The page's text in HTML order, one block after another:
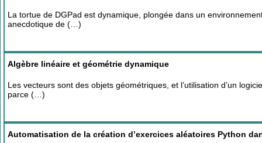
La tortue de DGPad est dynamique, plongée dans un
anecdotique de (…)
Algèbre linéaire et géométrie dynamique
Les vecteurs sont des objets géométriques, et l’utilisation d’un
parce (…)
Automatisation de la création d’exercices aléatoires Python